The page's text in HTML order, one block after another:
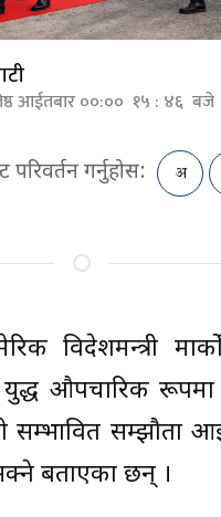
आईतबार ००:०० १५ : ४६ बजे
परिवर्तन गर्नुहोस:
विदेशमन्त्री
युद्ध औपचारिक रूपमा
सम्झौता
बताएका छन् ।